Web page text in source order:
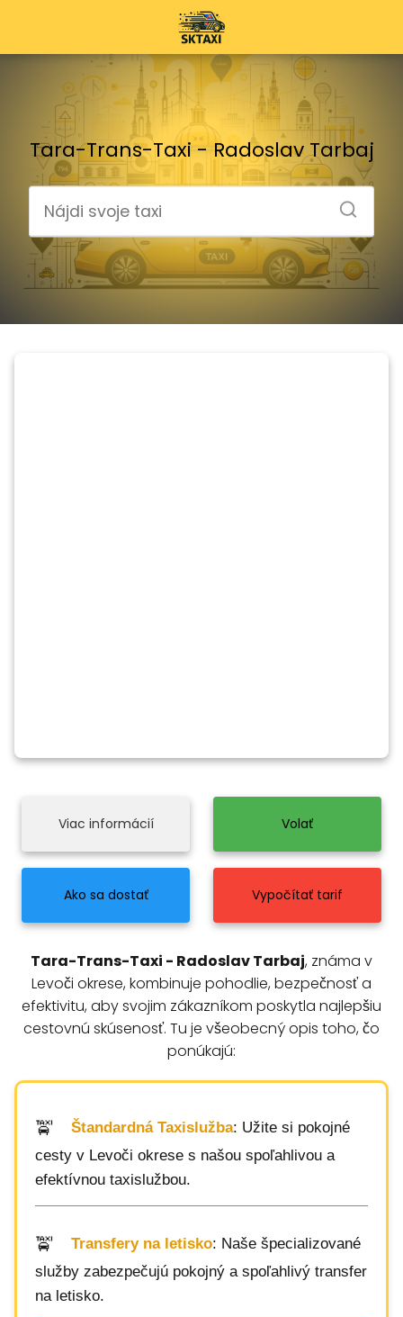
Tara-Trans-Taxi - Radoslav Tarbaj
Viac informácií Volať
Ako sa dostať Vypočítať tarif
Tara-Trans-Taxi - Radoslav Tarbaj, známa v
Levoči okrese, kombinuje pohodlie, bezpečnosť a
efektivitu, aby svojim zákazníkom poskytla najlepšiu
cestovnú skúsenosť. Tu je všeobecný opis toho, čo
ponúkajú:
Štandardná Taxislužba: Užite si pokojné
cesty v Levoči okrese s našou spoľahlivou a
efektívnou taxislužbou.
Transfery na letisko: Naše špecializované
služby zabezpečujú pokojný a spoľahlivý transfer
na letisko.